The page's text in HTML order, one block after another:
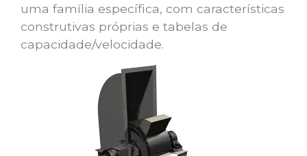
uma família específica, com características
construtivas próprias e tabelas de
capacidade/velocidade.